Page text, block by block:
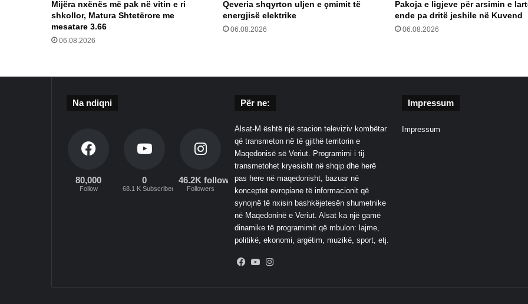
Mijëra nxënës më pak në vitin e ri
shkollor, Matura Shtetërore me
mesatare 3.66
06.08.2026
Qeveria shqyrton uljen e çmimit të
energjisë elektrike
06.08.2026
Pakoja e ligjeve për arsimin e
ende pa dritë jeshile në Kuvend
06.08.2026
Na ndiqni
80,000
Follow
0
68.1 K Subscribers
46.2K followers
Followers
Për ne:
Alsat-M është një stacion televiziv kombëtar
që transmeton në të gjithë territorin e
Maqedonisë së Veriut. Programimi i tij
transmetohet kryesisht në shqip dhe herë
pas here në maqedonisht, bazuar në
konceptet evropiane të informacionit që
synojnë të nxisin bashkëjetesën shumetnike
në Maqedoninë e Veriut. Alsat ka një gamë
dinamike të programimit që mbulon: lajme,
politikë, ekonomi, argëtim, muzikë, sport, etj.
Facebook
YouTube
Impressum
Impressum